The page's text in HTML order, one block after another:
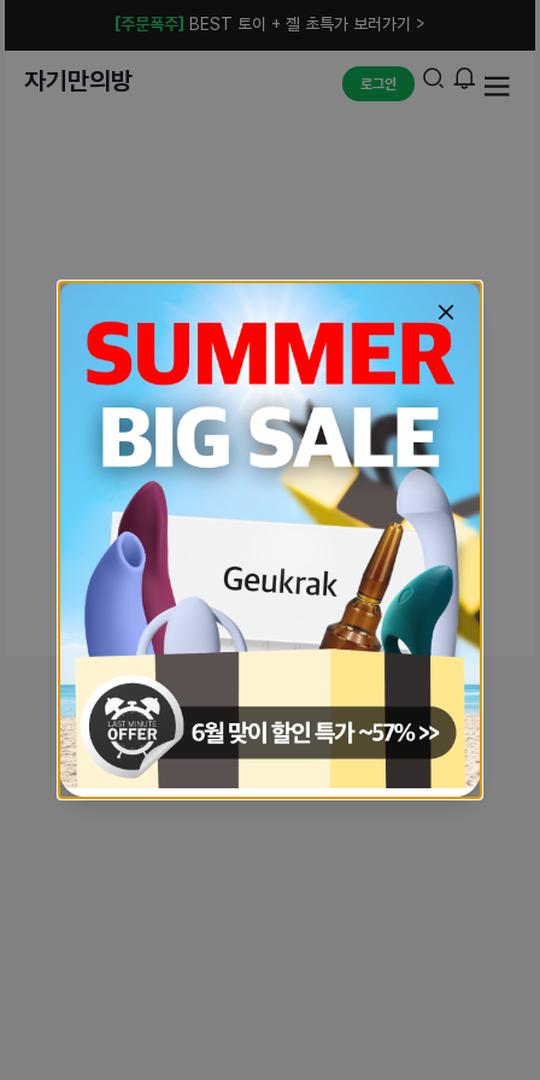
[주문폭주] BEST 토이 + 젤 초특가 보러가기 >
자기만의방 로그인
예상치 못한 에러입니다.